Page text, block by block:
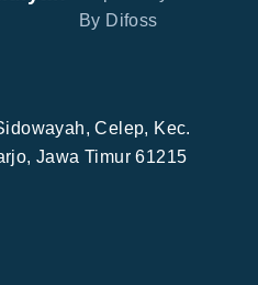
By Difoss
Celep, Kec.
Jawa Timur 61215